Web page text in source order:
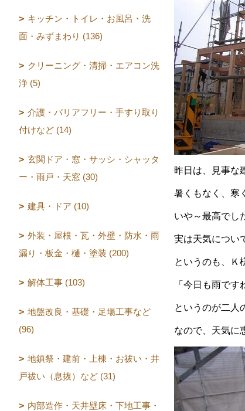
昨日は、見事な
暑くもなく、寒
いや～最高でし
実は天気につい
というのも、Ｋ
「今日も雨です
というのが二人
なので、天気に
キッチン・トイレ・お風呂・洗
面・みずまわり (136)
クリーニング・清掃・エアコン洗
浄 (5)
介護・バリアフリー・手すり取り
付けなど (14)
玄関ドア・窓・サッシ・シャッタ
ー・雨戸・天窓 (30)
建具・ドア (10)
外装・屋根・瓦・外壁・防水・雨
漏り・板金・樋・塗装 (200)
解体工事 (103)
地盤改良・基礎・足場工事など
(96)
地鎮祭・建前・上棟・お祓い・井
戸祓い（息抜）など (31)
内部造作・天井壁床・下地工事・